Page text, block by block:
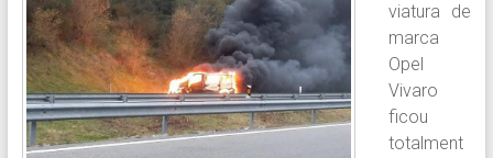
viatura de
marca
Opel
Vivaro
ficou
totalment